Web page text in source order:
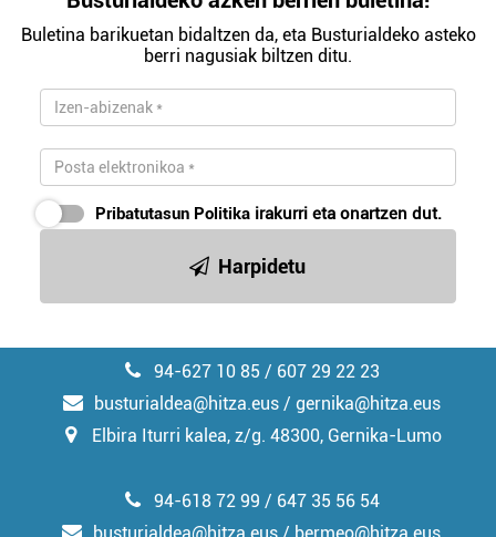
Buletina barikuetan bidaltzen da, eta Busturialdeko asteko
berri nagusiak biltzen ditu.
Pribatutasun Politika irakurri eta onartzen dut.
Harpidetu
94-627 10 85 / 607 29 22 23
busturialdea@hitza.eus / gernika@hitza.eus
Elbira Iturri kalea, z/g. 48300, Gernika-Lumo
94-618 72 99 / 647 35 56 54